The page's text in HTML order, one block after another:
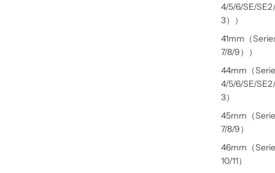
4/5/6/SE/
3））
41mm（
7/8/9））
44mm（
4/5/6/SE/
3）
45mm（
7/8/9）
46mm（
10/11）